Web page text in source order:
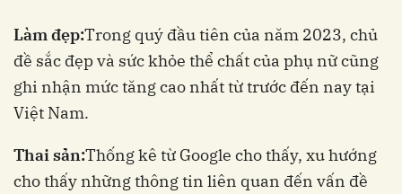
Làm đẹp:Trong quý đầu tiên của năm 2023, chủ
đề sắc đẹp và sức khỏe thể chất của phụ nữ cũng
ghi nhận mức tăng cao nhất từ trước đến nay tại
Việt Nam.
Thai sản:Thống kê từ Google cho thấy, xu hướng
cho thấy những thông tin liên quan đến vấn đề